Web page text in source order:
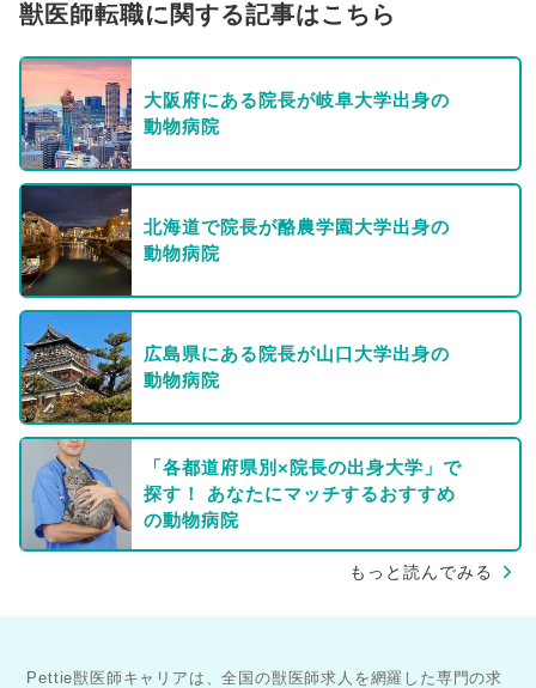
獣医師転職に関する記事はこちら
大阪府にある院長が岐阜大学出身の
動物病院
北海道で院長が酪農学園大学出身の
動物病院
広島県にある院長が山口大学出身の
動物病院
「各都道府県別×院長の出身大学」で
探す！ あなたにマッチするおすすめ
の動物病院
もっと読んでみる
Pettie獣医師キャリアは、全国の獣医師求人を網羅した専門の求